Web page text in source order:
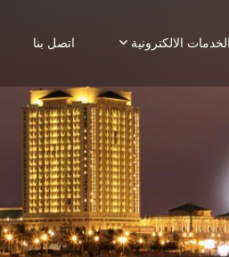
الخدمات الالكترونية اتصل بنا